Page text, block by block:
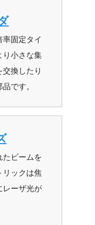
固定タイ
り小さな集
換したり
です。
たビームを
リックは焦
レーザ光が